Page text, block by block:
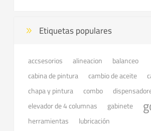
Etiquetas populares
accsesorios alineacion
balanceo
cabina de pintura
cambio de aceite
chapa y pintura
combo
elevador de 4 columnas
gabinete
herramientas
lubricación